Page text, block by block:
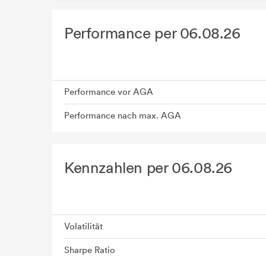
Performance per 06.08.26
Performance vor AGA
Performance nach max. AGA
Kennzahlen per 06.08.26
Volatilität
Sharpe Ratio